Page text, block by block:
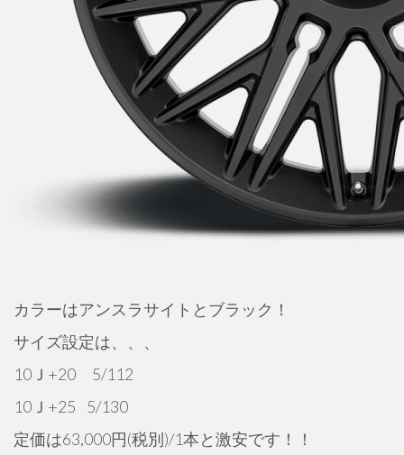
カラーはアンスラサイトとブラック！
サイズ設定は、、、
10Ｊ+20 5/112
10Ｊ+25 5/130
定価は63,000円(税別)/1本と激安です！！